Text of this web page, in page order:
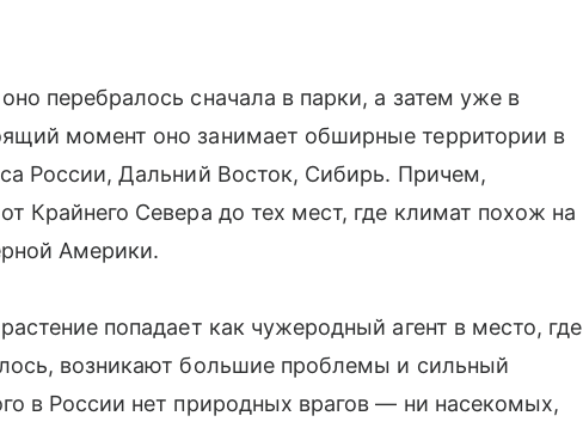
перебралось сначала в парки, а затем уже в
момент оно занимает обширные территории в
России, Дальний Восток, Сибирь. Причем,
Крайнего Севера до тех мест, где климат похож на
Америки.
попадает как чужеродный агент в место, где
возникают большие проблемы и сильный
в России нет природных врагов — ни насекомых,